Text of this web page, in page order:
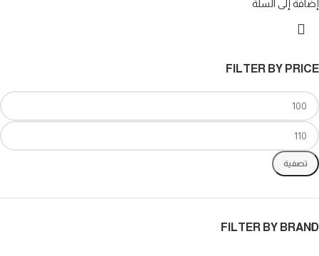
FILTER BY PRICE
تصفية
FILTER BY BRAND
إضافة إلى السلة